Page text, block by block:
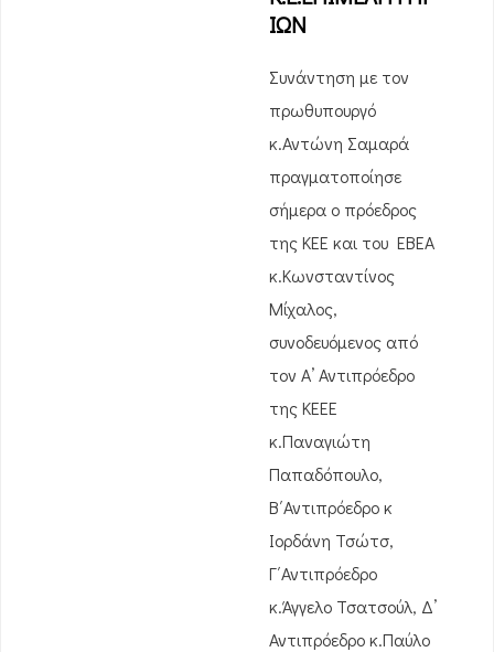
ΙΩΝ
Συνάντηση με τον
πρωθυπουργό
κ.Αντώνη Σαμαρά
πραγματοποίησε
σήμερα ο πρόεδρος
της ΚΕΕ και του ΕΒΕΑ
κ.Κωνσταντίνος
Μίχαλος,
συνοδευόμενος από
τον Α’ Αντιπρόεδρο
της ΚΕΕΕ
κ.Παναγιώτη
Παπαδόπουλο,
Β΄Αντιπρόεδρο κ
Ιορδάνη Τσώτσ,
Γ΄Αντιπρόεδρο
κ.Άγγελο Τσατσούλ, Δ’
Αντιπρόεδρο κ.Παύλο